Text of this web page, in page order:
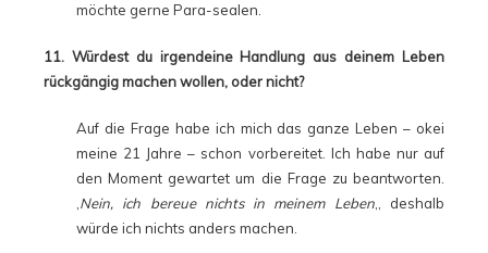
möchte gerne Para-sealen.
11. Würdest du irgendeine Handlung aus deinem Leben
rückgängig machen wollen, oder nicht?
Auf die Frage habe ich mich das ganze Leben – okei
meine 21 Jahre – schon vorbereitet. Ich habe nur auf
den Moment gewartet um die Frage zu beantworten.
Nein, ich bereue nichts in meinem Leben‚, deshalb
würde ich nichts anders machen.